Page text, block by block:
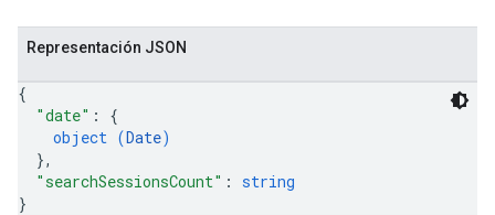
Representación JSON
{
"date" : {
object (Date)
},
"searchSessionsCount" : string
}